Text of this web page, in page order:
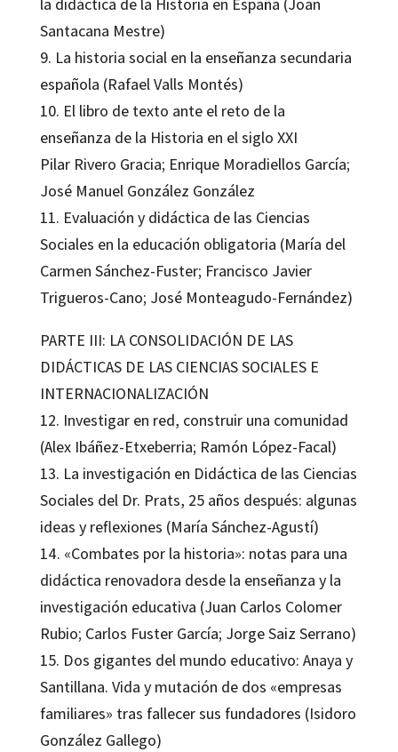
la didáctica de la Historia en España (Joan
Santacana Mestre)
9. La historia social en la enseñanza secundaria
española (Rafael Valls Montés)
10. El libro de texto ante el reto de la
enseñanza de la Historia en el siglo XXI
Pilar Rivero Gracia; Enrique Moradiellos García;
José Manuel González González
11. Evaluación y didáctica de las Ciencias
Sociales en la educación obligatoria (María del
Carmen Sánchez-Fuster; Francisco Javier
Trigueros-Cano; José Monteagudo-Fernández)
PARTE III: LA CONSOLIDACIÓN DE LAS
DIDÁCTICAS DE LAS CIENCIAS SOCIALES E
INTERNACIONALIZACIÓN
12. Investigar en red, construir una comunidad
(Alex Ibáñez-Etxeberria; Ramón López-Facal)
13. La investigación en Didáctica de las Ciencias
Sociales del Dr. Prats, 25 años después: algunas
ideas y reflexiones (María Sánchez-Agustí)
14. «Combates por la historia»: notas para una
didáctica renovadora desde la enseñanza y la
investigación educativa (Juan Carlos Colomer
Rubio; Carlos Fuster García; Jorge Saiz Serrano)
15. Dos gigantes del mundo educativo: Anaya y
Santillana. Vida y mutación de dos «empresas
familiares» tras fallecer sus fundadores (Isidoro
González Gallego)